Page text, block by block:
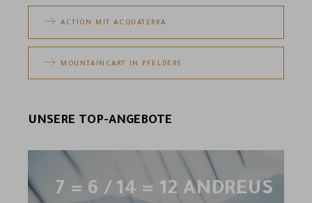
ACTION MIT ACQUATERRA
MOUNTAINCART IN PFELDERS
UNSERE TOP-ANGEBOTE
7 = 6 / 14 = 12 ANDREUS